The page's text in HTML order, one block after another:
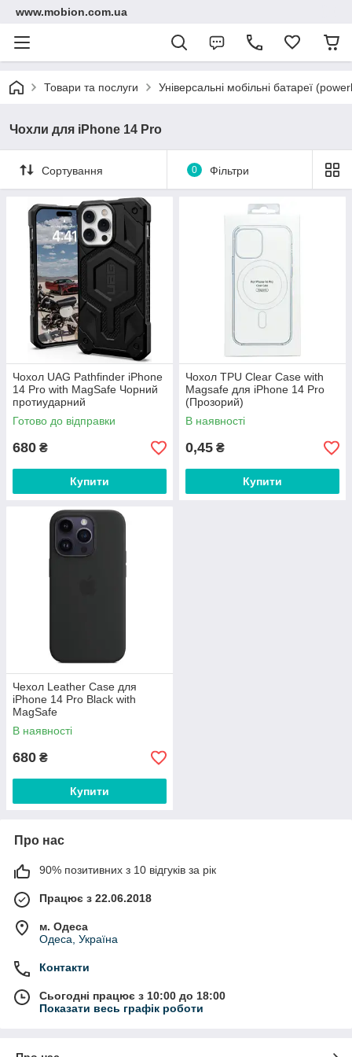
www.mobion.com.ua
Товари та послуги Універсальні мобільні батареї
Чохли для iPhone 14 Pro
Сортування 0 Фільтри
Чохол UAG Pathfinder iPhone
14 Pro with MagSafe Чорний
протиударний
Готово до відправки
680 ₴
Купити
Чохол TPU Clear Case with
Magsafe для iPhone 14 Pro
(Прозорий)
В наявності
0,45 ₴
Купити
Чехол Leather Case для
iPhone 14 Pro Black with
MagSafe
В наявності
680 ₴
Купити
Про нас
90% позитивних з 10 відгуків за рік
Працює з 22.06.2018
м. Одеса
Одеса, Україна
Контакти
Сьогодні працює з 10:00 до 18:00
Показати весь графік роботи